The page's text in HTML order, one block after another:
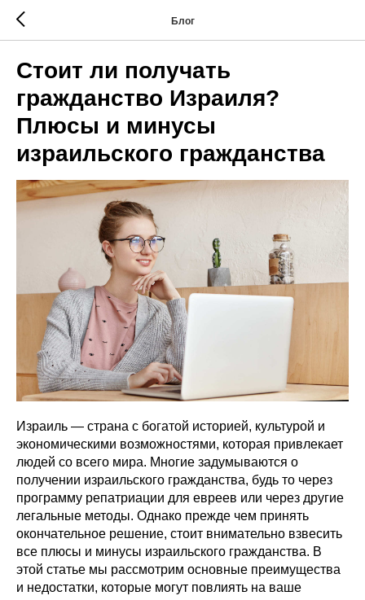
Блог
Стоит ли получать
гражданство Израиля?
Плюсы и минусы
израильского гражданства
Израиль — страна с богатой историей, культурой и
экономическими возможностями, которая привлекает
людей со всего мира. Многие задумываются о
получении израильского гражданства, будь то через
программу репатриации для евреев или через другие
легальные методы. Однако прежде чем принять
окончательное решение, стоит внимательно взвесить
все плюсы и минусы израильского гражданства. В
этой статье мы рассмотрим основные преимущества
и недостатки, которые могут повлиять на ваше